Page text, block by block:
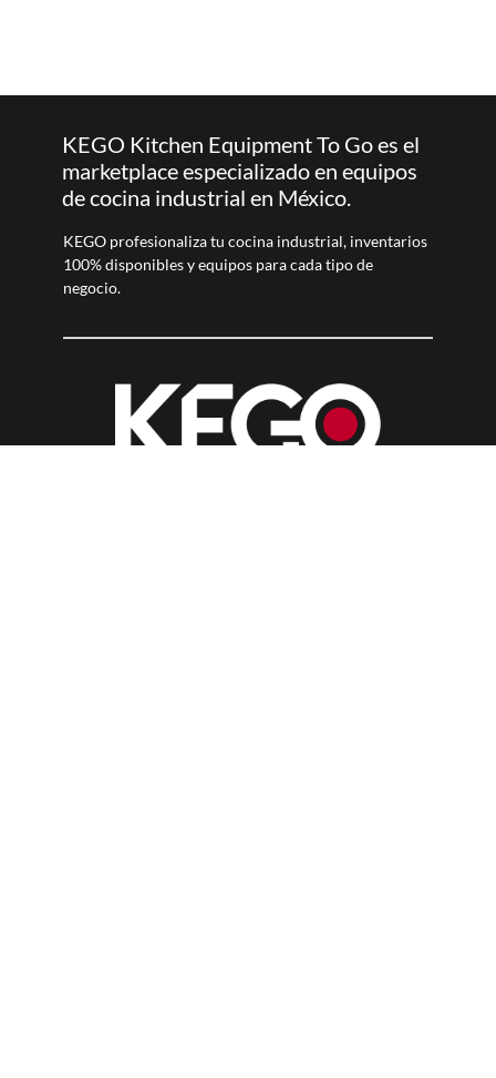
KEGO Kitchen Equipment To Go es el
marketplace especializado en equipos
de cocina industrial en México.
KEGO profesionaliza tu cocina industrial, inventarios
100% disponibles y equipos para cada tipo de
negocio.